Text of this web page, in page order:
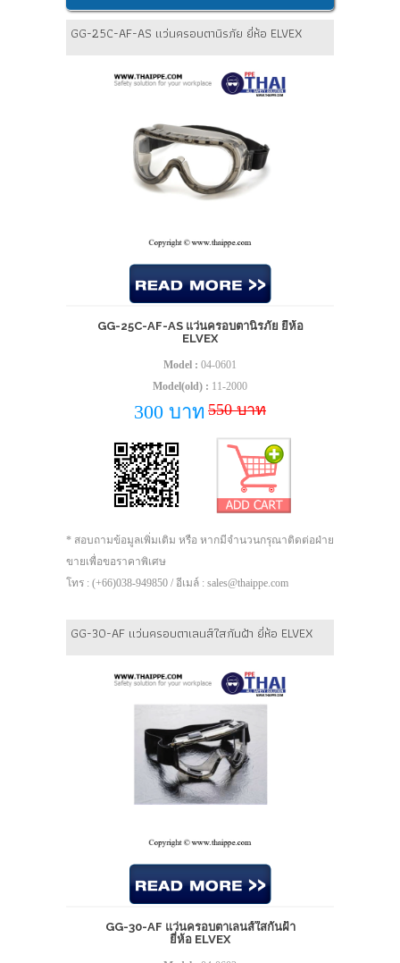
GG-25C-AF-AS แว่นครอบตานิรภัย ยี่ห้อ ELVEX
GG-25C-AF-AS แว่นครอบตานิรภัย ยี่ห้อ
ELVEX
Model : 04-0601
Model(old) : 11-2000
300 บาท 550 บาท
* สอบถามข้อมูลเพิ่มเติม หรือ หากมีจำนวนกรุณาติดต่อฝ่าย
ขายเพื่อขอราคาพิเศษ
โทร : (+66)038-949850 / อีเมล์ : sales@thaippe.com
GG-30-AF แว่นครอบตาเลนส์ใสกันฝ้า ยี่ห้อ ELVEX
GG-30-AF แว่นครอบตาเลนส์ใสกันฝ้า
ยี่ห้อ ELVEX